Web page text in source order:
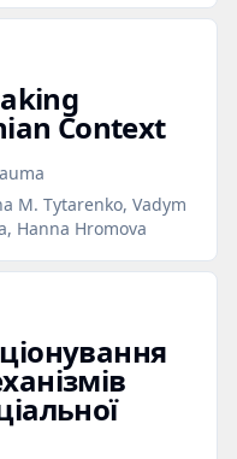
Context
M. Tytarenko, Vadym
Hanna Hromova